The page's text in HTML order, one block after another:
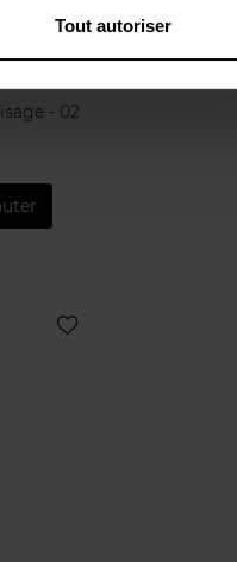
Tout autoriser
- 02